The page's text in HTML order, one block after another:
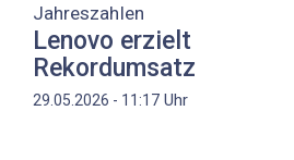
Jahreszahlen
Lenovo erzielt
Rekordumsatz
29.05.2026 - 11:17Uhr